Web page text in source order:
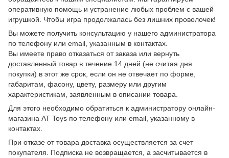
оперативную помощь и устранение любых проблем с вашей
игрушкой. Чтобы игра продолжалась без лишних проволочек!
Вы можете получить консультацию у нашего администратора
по телефону или email, указанным в контактах.
Вы имеете право отказаться от заказа или вернуть
доставленный товар в течение 14 дней (не считая дня
покупки) в этот же срок, если он не отвечает по форме,
габаритам, фасону, цвету, размеру или другим
характеристикам, заявленным в описании товара.
Для этого необходимо обратиться к администратору онлайн-
магазина AT Toys по телефону или email, указанному в
контактах.
При отказе от товара доставка осуществляется за счет
покупателя. Подписка не возвращается, а засчитывается в